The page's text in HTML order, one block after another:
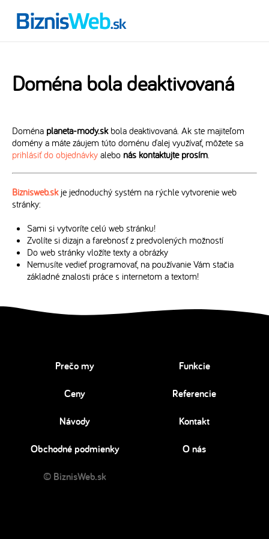
Doména bola deaktivovaná
Doména planeta-mody.skbola deaktivovaná. Ak ste majiteľom
domény a máte záujem túto doménu ďalej využívať, môžete sa
prihlásiť do objednávky alebo nás kontaktujte prosím.
Biznisweb.skje jednoduchý systém na rýchle vytvorenie web
stránky:
Sami si vytvoríte celú web stránku!
Zvolíte si dizajn a farebnosť z predvolených možností
Do web stránky vložíte texty a obrázky
Nemusíte vedieť programovať, na používanie Vám stačia
základné znalosti práce s internetom a textom!
Prečo my Funkcie
Ceny Referencie
Návody Kontakt
Obchodné podmienky O nás
© BiznisWeb.sk